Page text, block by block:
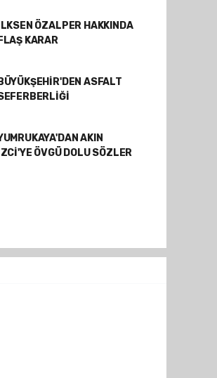
ÖZALPER HAKKINDA
FLAŞ KARAR
BÜYÜKŞEHİR'DEN ASFALT
AKIN
ÖVGÜ DOLU SÖZLER